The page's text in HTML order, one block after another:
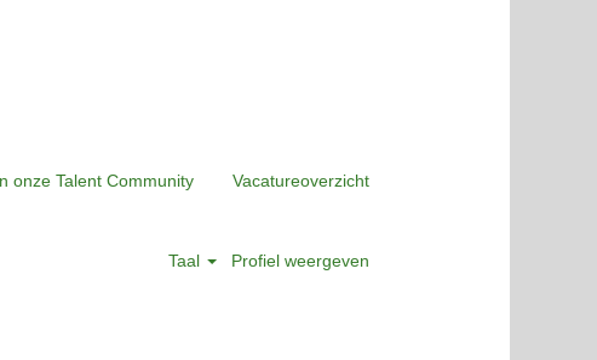
onze Talent Community Vacatureoverzicht
Taal Profiel weergeven